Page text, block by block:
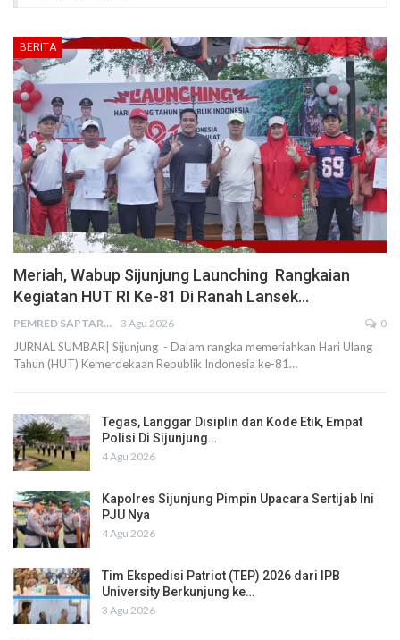
BERITA
Meriah, Wabup Sijunjung Launching Rangkaian
Kegiatan HUT RI Ke-81 Di Ranah Lansek…
PEMRED SAPTARIUS 3 Agu 2026 0
JURNAL SUMBAR| Sijunjung - Dalam rangka memeriahkan Hari Ulang
Tahun (HUT) Kemerdekaan Republik Indonesia ke-81…
Tegas, Langgar Disiplin dan Kode Etik, Empat
Polisi Di Sijunjung…
4 Agu 2026
Kapolres Sijunjung Pimpin Upacara Sertijab Ini
PJU Nya
4 Agu 2026
Tim Ekspedisi Patriot (TEP) 2026 dari IPB
University Berkunjung ke…
3 Agu 2026